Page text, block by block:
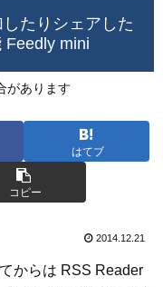
たりシェアした
Feedly mini
があります
はてブ
コピー
2014.12.21
からは RSS Reader